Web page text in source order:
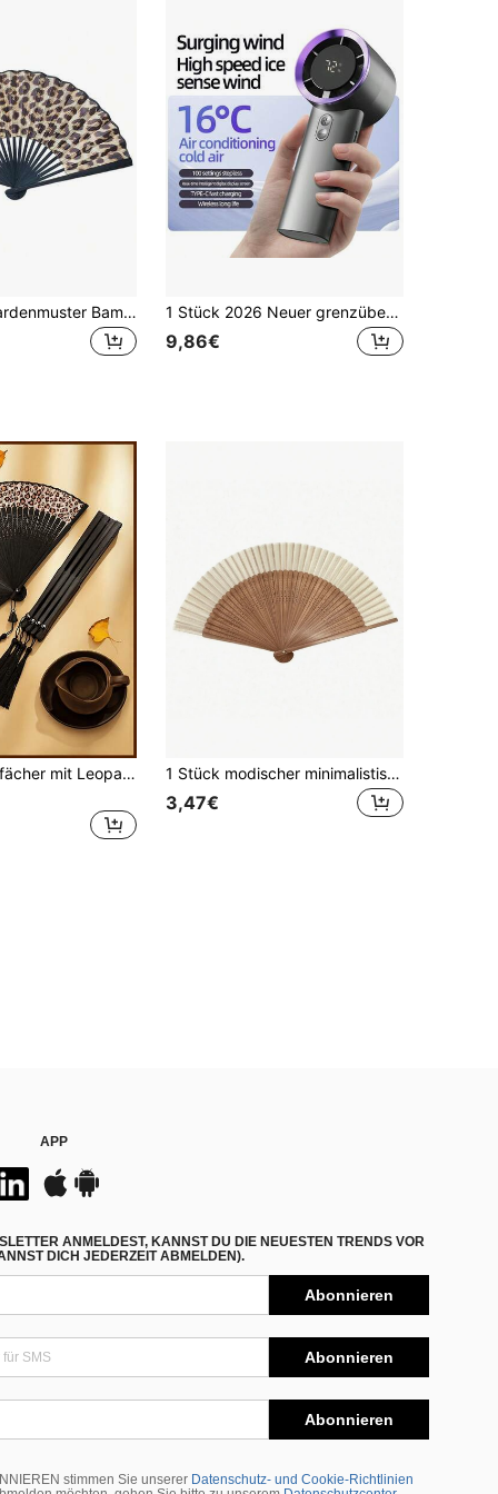
1 Stück Leopardenmuster Bambus Faltfächer, schwarzer Bambus Rippen Handfächer, eleganter Prinzessinnen Fächer, geeignet für Sommer, Reisen, Strand, Festivals, Outdoor-Aktivitäten, Hochzeiten, Schulanfang, Geburtstage und Partys, usw./Hochzeit/Heimdekoration/Urlaubsartikel 1 Stück 2026 Neuer grenzüberschreitender 2000mAh Großkapazität Mini Handventilator Turbo Smart Digitales Display Tragbar Lange Akkulaufzeit Handventilator Sommer Kühlprodukt
9,86€
Eleganter Faltfächer mit Leopardenmuster, Vintage-Mode-Fotorequisite mit atmosphärischer Ausstrahlung
1 Stück modischer minimalistischer Faltfächer, hochwertiger Stoff und Fächerrippen, weich und glatt, leicht zu öffnen und zu schließen, tragbare Sommerkühlung, geeignet für Partys, Geburtstage, Konzerte, Hochzeiten, Brautjungferngeschenke, Ausflüge, Strände, Reisen, Reiseessentials
3,47€
APP
ANMELDEST, KANNST DU DIE NEUESTEN TRENDS VOR
DICH JEDERZEIT ABMELDEN).
Abonnieren
Abonnieren
Abonnieren
stimmen Sie unserer Datenschutz- und Cookie-Richtlinien